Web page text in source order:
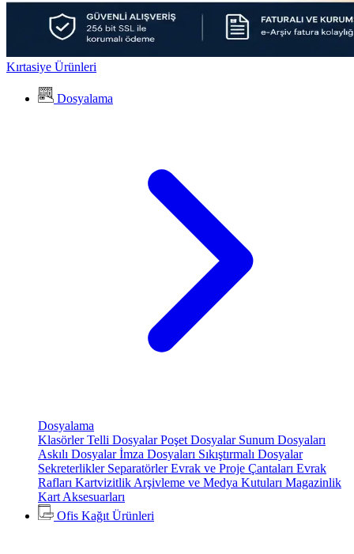
Kırtasiye Ürünleri
Dosyalama
Dosyalama
KlasörlerTelli DosyalarPoşet Dosyalar Sunum Dosyaları
Askılı Dosyalarİmza Dosyaları Sıkıştırmalı Dosyalar
Sekreterlikler SeparatörlerEvrak ve Proje Çantaları Evrak
Rafları Kartvizitlik Arşivleme ve Medya Kutuları Magazinlik
Kart Aksesuarları
Ofis Kağıt Ürünleri